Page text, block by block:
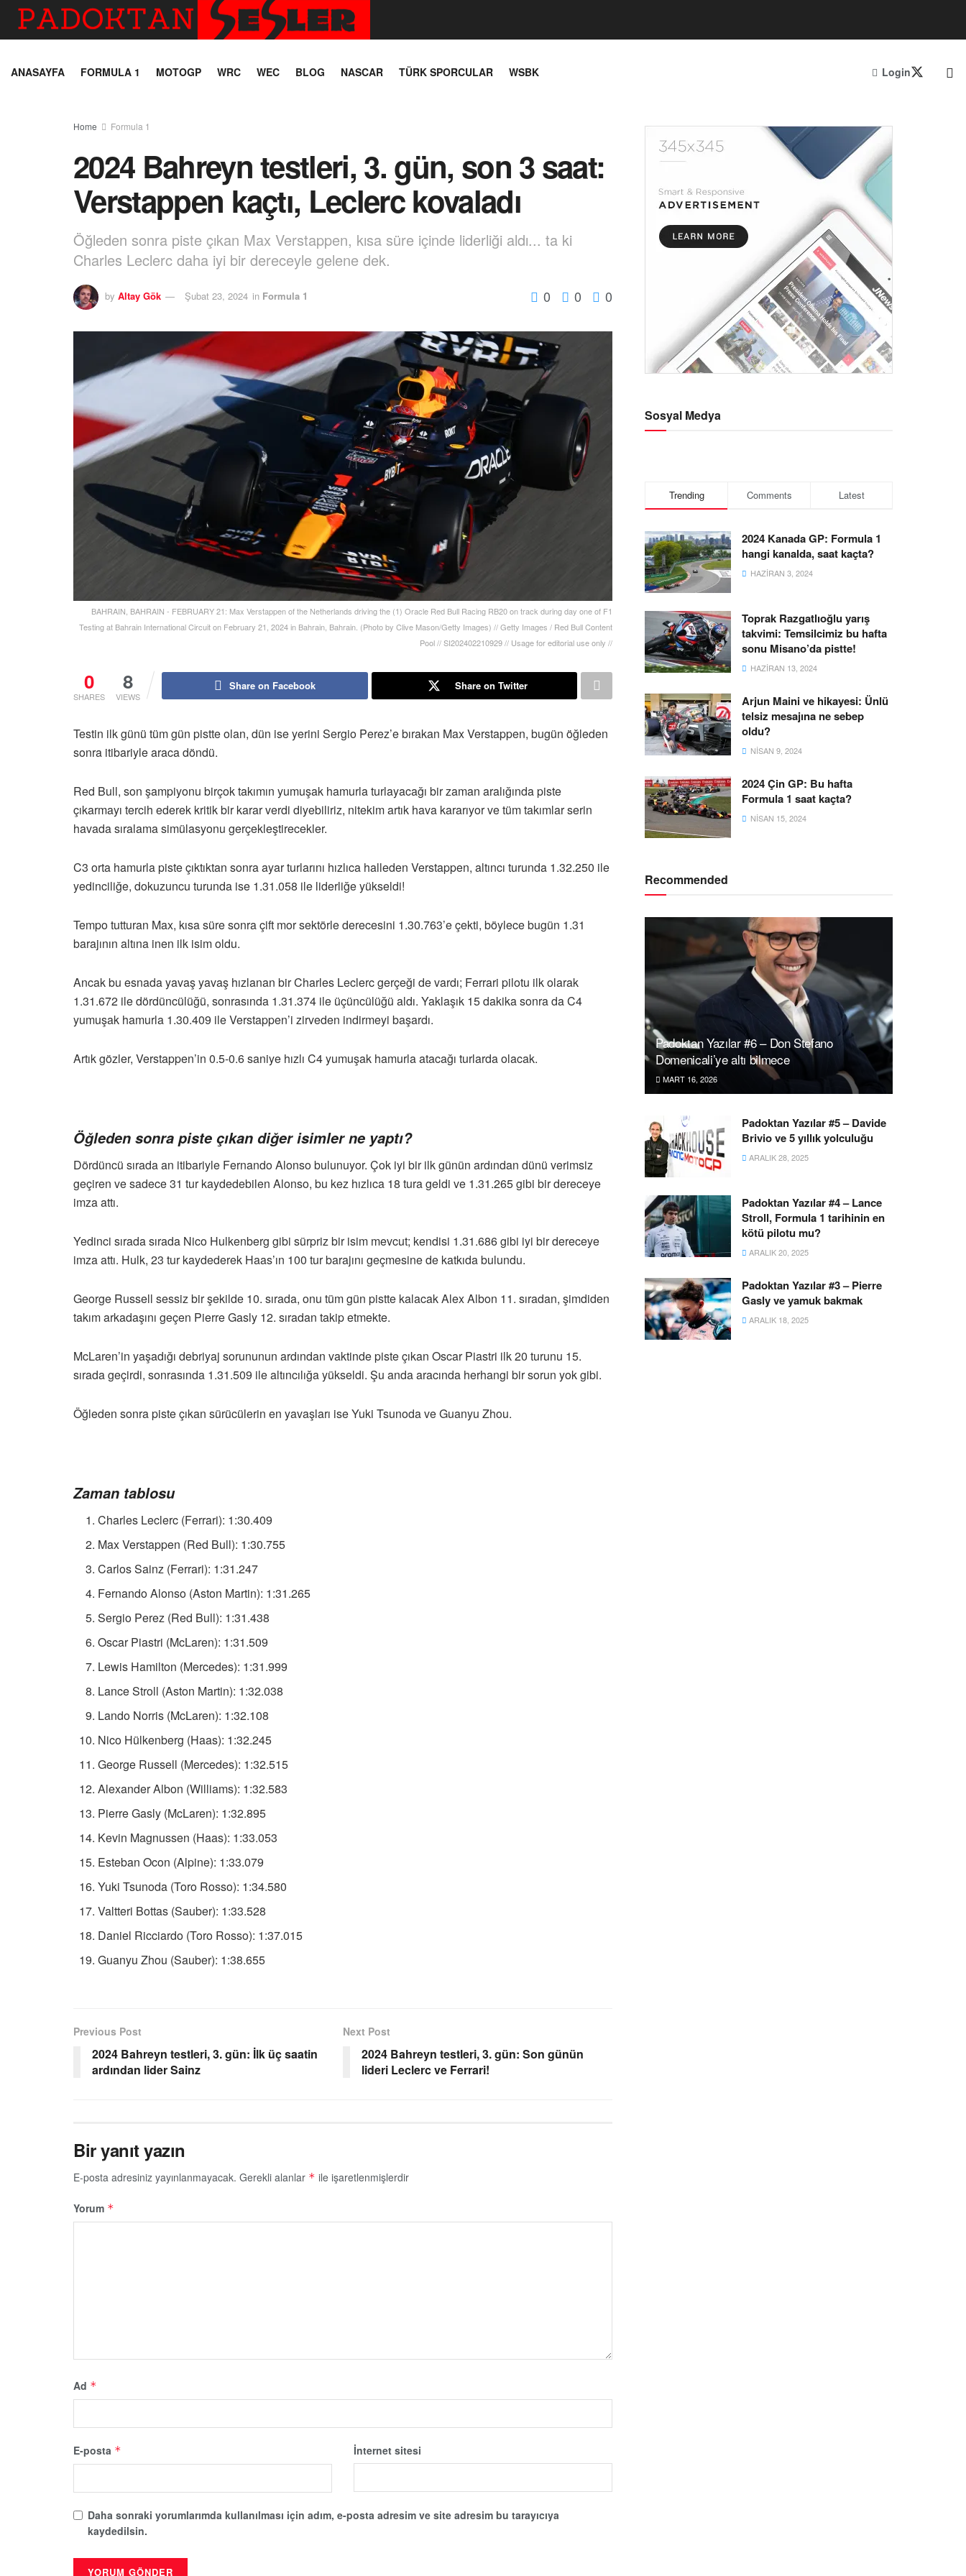
ANASAYFA FORMULA 1 MOTOGP WRC WEC BLOG NASCAR TÜRK SPORCULAR WSBK Login
Home Formula 1
2024 Bahreyn testleri, 3. gün, son 3 saat:
Verstappen kaçtı, Leclerc kovaladı
Öğleden sonra piste çıkan Max Verstappen, kısa süre içinde liderliği aldı... ta ki
Charles Leclerc daha iyi bir dereceyle gelene dek.
by Altay Gök Şubat 23, 2024 in Formula 1 0 0 0
BAHRAIN, BAHRAIN - FEBRUARY 21: Max Verstappen of the Netherlands driving the (1) Oracle Red Bull Racing RB20 on track during day one of F1
Testing at Bahrain International Circuit on February 21, 2024 in Bahrain, Bahrain. (Photo by Clive Mason/Getty Images) // Getty Images / Red Bull Content
Pool // SI202402210929 // Usage for editorial use only //
0
SHARES
8
VIEWS
Share on Facebook Share on Twitter
Testin ilk günü tüm gün pistte olan, dün ise yerini Sergio Perez’e bırakan Max Verstappen, bugün öğleden
sonra itibariyle araca döndü.
Red Bull, son şampiyonu birçok takımın yumuşak hamurla turlayacağı bir zaman aralığında piste
çıkarmayı tercih ederek kritik bir karar verdi diyebiliriz, nitekim artık hava kararıyor ve tüm takımlar serin
havada sıralama simülasyonu gerçekleştirecekler.
C3 orta hamurla piste çıktıktan sonra ayar turlarını hızlıca halleden Verstappen, altıncı turunda 1.32.250 ile
yedinciliğe, dokuzuncu turunda ise 1.31.058 ile liderliğe yükseldi!
Tempo tutturan Max, kısa süre sonra çift mor sektörle derecesini 1.30.763’e çekti, böylece bugün 1.31
barajının altına inen ilk isim oldu.
Ancak bu esnada yavaş yavaş hızlanan bir Charles Leclerc gerçeği de vardı; Ferrari pilotu ilk olarak
1.31.672 ile dördüncülüğü, sonrasında 1.31.374 ile üçüncülüğü aldı. Yaklaşık 15 dakika sonra da C4
yumuşak hamurla 1.30.409 ile Verstappen’i zirveden indirmeyi başardı.
Artık gözler, Verstappen’in 0.5-0.6 saniye hızlı C4 yumuşak hamurla atacağı turlarda olacak.
Öğleden sonra piste çıkan diğer isimler ne yaptı?
Dördüncü sırada an itibariyle Fernando Alonso bulunuyor. Çok iyi bir ilk günün ardından dünü verimsiz
geçiren ve sadece 31 tur kaydedebilen Alonso, bu kez hızlıca 18 tura geldi ve 1.31.265 gibi bir dereceye
imza attı.
Yedinci sırada sırada Nico Hulkenberg gibi sürpriz bir isim mevcut; kendisi 1.31.686 gibi iyi bir dereceye
imza attı. Hulk, 23 tur kaydederek Haas’ın 100 tur barajını geçmesine de katkıda bulundu.
George Russell sessiz bir şekilde 10. sırada, onu tüm gün pistte kalacak Alex Albon 11. sıradan, şimdiden
takım arkadaşını geçen Pierre Gasly 12. sıradan takip etmekte.
McLaren’in yaşadığı debriyaj sorununun ardından vaktinde piste çıkan Oscar Piastri ilk 20 turunu 15.
sırada geçirdi, sonrasında 1.31.509 ile altıncılığa yükseldi. Şu anda aracında herhangi bir sorun yok gibi.
Öğleden sonra piste çıkan sürücülerin en yavaşları ise Yuki Tsunoda ve Guanyu Zhou.
Zaman tablosu
Charles Leclerc (Ferrari): 1:30.409
Max Verstappen (Red Bull): 1:30.755
Carlos Sainz (Ferrari): 1:31.247
Fernando Alonso (Aston Martin): 1:31.265
Sergio Perez (Red Bull): 1:31.438
Oscar Piastri (McLaren): 1:31.509
Lewis Hamilton (Mercedes): 1:31.999
Lance Stroll (Aston Martin): 1:32.038
Lando Norris (McLaren): 1:32.108
Nico Hülkenberg (Haas): 1:32.245
George Russell (Mercedes): 1:32.515
Alexander Albon (Williams): 1:32.583
Pierre Gasly (McLaren): 1:32.895
Kevin Magnussen (Haas): 1:33.053
Esteban Ocon (Alpine): 1:33.079
Yuki Tsunoda (Toro Rosso): 1:34.580
Valtteri Bottas (Sauber): 1:33.528
Daniel Ricciardo (Toro Rosso): 1:37.015
Guanyu Zhou (Sauber): 1:38.655
Previous Post
2024 Bahreyn testleri, 3. gün: İlk üç saatin
ardından lider Sainz
Next Post
2024 Bahreyn testleri, 3. gün: Son günün
lideri Leclerc ve Ferrari!
Bir yanıt yazın
E-posta adresiniz yayınlanmayacak. Gerekli alanlar * ile işaretlenmişlerdir
Yorum *
Ad *
E-posta * İnternet sitesi
Daha sonraki yorumlarımda kullanılması için adım, e-posta adresim ve site adresim bu tarayıcıya
kaydedilsin.
Sosyal Medya
Trending Comments Latest
2024 Kanada GP: Formula 1
hangi kanalda, saat kaçta?
HAZIRAN 3, 2024
Toprak Razgatlıoğlu yarış
takvimi: Temsilcimiz bu hafta
sonu Misano’da pistte!
HAZIRAN 13, 2024
Arjun Maini ve hikayesi: Ünlü
telsiz mesajına ne sebep
oldu?
NISAN 9, 2024
2024 Çin GP: Bu hafta
Formula 1 saat kaçta?
NISAN 15, 2024
Recommended
Padoktan Yazılar #6 – Don Stefano
Domenicali’ye altı bilmece
MART 16, 2026
Padoktan Yazılar #5 – Davide
Brivio ve 5 yıllık yolculuğu
ARALIK 28, 2025
Padoktan Yazılar #4 – Lance
Stroll, Formula 1 tarihinin en
kötü pilotu mu?
ARALIK 20, 2025
Padoktan Yazılar #3 – Pierre
Gasly ve yamuk bakmak
ARALIK 18, 2025